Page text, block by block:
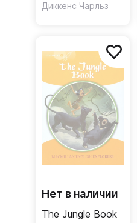
Диккенс Чарльз
Нет в наличии
The Jungle Book